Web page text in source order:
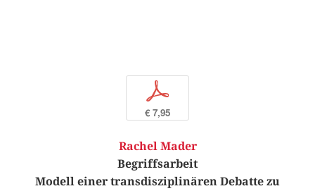
p
€ 7,95
Rachel Mader
Begriffsarbeit
Modell einer transdisziplinären Debatte zu